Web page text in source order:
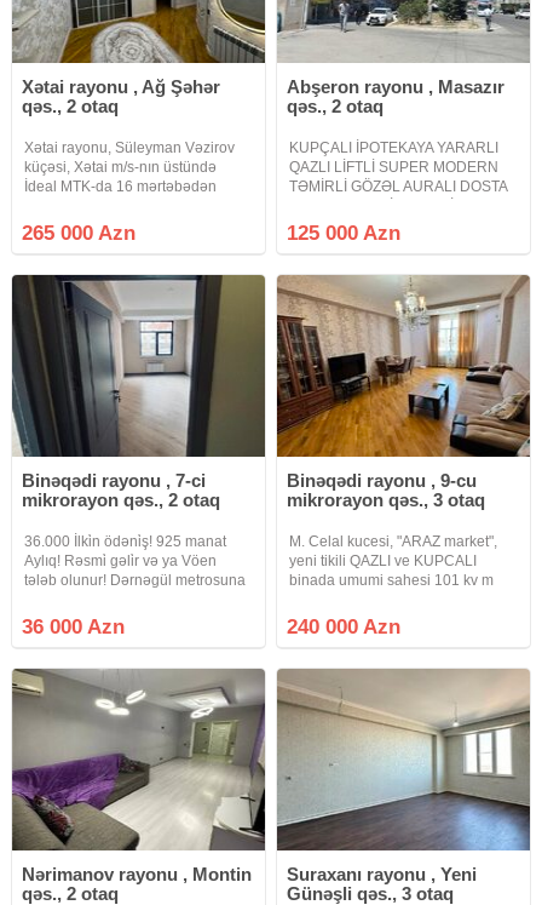
контингент.
район повышенной инфраструктуры, всё в шаговой
ВУЗЫ, БГУ, супер маркеты, остановки, различные
• КОМИССИЯ ДЛЯ КЛИЕНТОВ 1 %
Xətai rayonu , Ağ Şəhər
qəs., 2 otaq
Xətai rayonu, Süleyman Vəzirov
küçəsi, Xətai m/s-nın üstündə
İdeal MTK-da 16 mərtəbədən
mərtəbəsində yerləşən, yeni təmir
olunmuş, 2 otaqlı, əşyalı mənzil
265 000 Azn
Abşeron rayonu , Masazır
qəs., 2 otaq
KUPÇALI İPOTEKAYA YARARLI
QAZLI LİFTLİ SUPER MODERN
TƏMİRLİ GÖZƏL AURALI DOSTA
KAPİTAL TƏMİRLİ MƏNZİL.
Masazırın ən gözəl ideal prestijli
MTK yaşayış kompleksində
125 000 Azn
Binəqədi rayonu , 7-ci
mikrorayon qəs., 2 otaq
36.000 İlki̇n ödəni̇ş! 925 manat
Aylıq! Rəsmi̇ gəli̇r və ya Vöen
tələb olunur! Dərnəgül metrosuna
Town Yaşayış Kompleksində 2
otaq studio mənzil çıxarılır. 16
36 000 Azn
Binəqədi rayonu , 9-cu
mikrorayon qəs., 3 otaq
M. Celal kucesi, "ARAZ market",
yeni tikili QAZLI ve KUPCALI
binada umumi sahesi 101 kv m
menzil satilir. Mertebe 16/10, yaxsi
temir, doseme parket,
240 000 Azn
Nərimanov rayonu , Montin
qəs., 2 otaq
Suraxanı rayonu , Yeni
Günəşli qəs., 3 otaq